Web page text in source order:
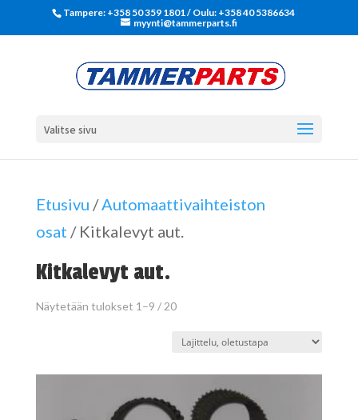
Tampere: +358 50 359 1801‬ / Oulu: +358 40 5386634
myynti@tammerparts.fi
Valitse sivu
Etusivu /Automaattivaihteiston
osat / Kitkalevyt aut.
Kitkalevyt aut.
Näytetään tulokset 1–9 / 20